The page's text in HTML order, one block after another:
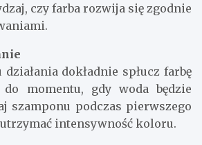
czy farba rozwija się zgodnie
działania dokładnie spłucz farbę
do momentu, gdy woda będzie
szamponu podczas pierwszego
intensywność koloru.